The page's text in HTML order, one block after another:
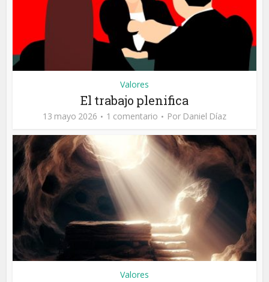
Valores
El trabajo plenifica
13 mayo 2026 1 comentario Por Daniel Díaz
Valores